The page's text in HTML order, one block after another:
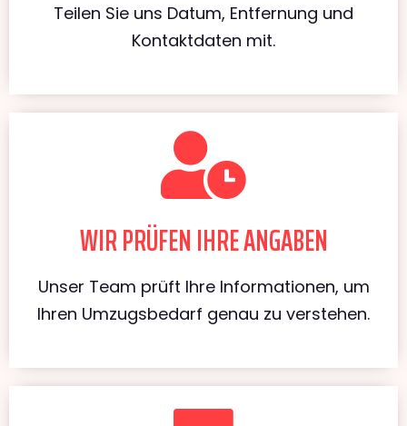
Teilen Sie uns Datum, Entfernung und
Kontaktdaten mit.
WIR PRÜFEN IHRE ANGABEN
Unser Team prüft Ihre Informationen, um
Ihren Umzugsbedarf genau zu verstehen.